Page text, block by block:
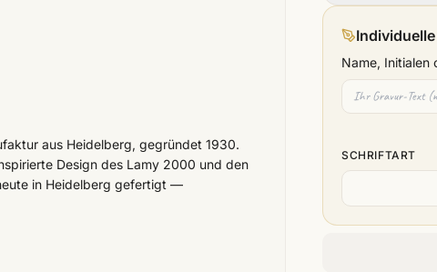
aus Heidelberg, gegründet 1930.
Design des Lamy 2000 und den
in Heidelberg gefertigt —
Name, Initialen
SCHRIFTART